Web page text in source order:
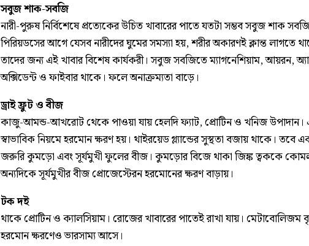
সবুজ শাক-সবজি
নারী-পুরুষ নির্বিশেষে প্রত্যেকের উচিত খাবারের পাতে যতটা সম্ভব সবুজ শাক
পিরিয়ডসের আগে যেসব নারীদের ঘুমের সমস্যা হয়, শরীর অকারণই ক্লান্ত লাগতে
তাদের জন্য এই খাবার বিশেষ কার্যকরী। সবুজ সবজিতে ম্যাগনেশিয়াম, আয়রন,
অক্সিডেন্ট ও ফাইবার থাকে। ফলে অনাক্রম্যতা বাড়ে।
ড্রাই ফ্রুট ও বীজ
কাজু-আমন্ড-আখরোট থেকে পাওয়া যায় হেলদি ফ্যাট, প্রোটিন ও খনিজ
স্বাভাবিক নিয়মে হরমোন ক্ষরণ হয়। থাইরয়েড গ্ল্যান্ডের সুস্থতা বজায় থাকে। তবে
জরুরি কুমড়ো এবং সূর্যমুখী ফুলের বীজ। কুমড়োর বিজে থাকা জিঙ্ক ত্বককে
অন্যদিকে সূর্যমুখীর বীজ প্রোজেস্টেরন হরমোনের ক্ষরণ বাড়ায়।
টক দই
থাকে প্রোটিন ও ক্যালসিয়াম। রোজের খাবারের পাতেই রাখা যায়। মেটাবোলিজম
হরমোন ক্ষরণেও ভারসাম্য আসে।